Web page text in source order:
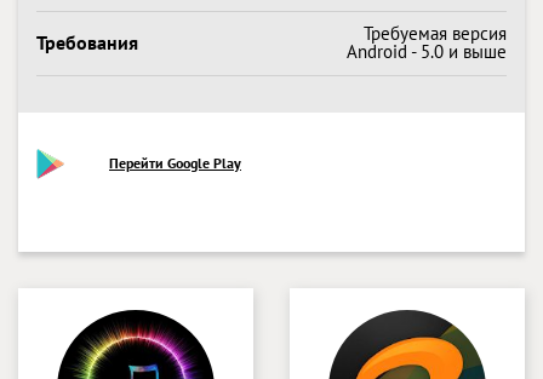
Требования Требуемая версия
Android - 5.0 и выше
Перейти Google Play